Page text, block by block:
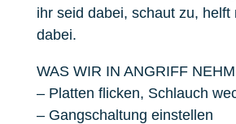
ihr seid dabei, schaut zu, helft
dabei.
WAS WIR IN ANGRIFF
– Platten flicken, Schlauch
– Gangschaltung einstellen